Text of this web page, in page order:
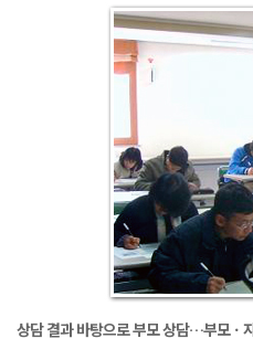
상담 결과 바탕으로 부모 상담…부모ㆍ